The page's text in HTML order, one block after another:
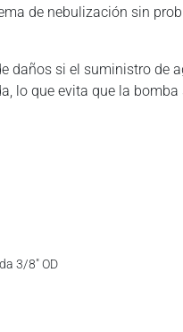
de nebulización sin
daños si el suministro de
lo que evita que la bomba
3/8″ OD